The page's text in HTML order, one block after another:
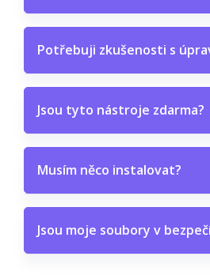
Potřebuji zkušenosti s
Jsou tyto nástroje zdarma?
Musím něco instalovat?
Jsou moje soubory v